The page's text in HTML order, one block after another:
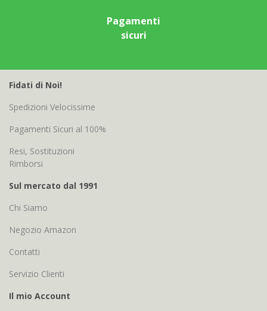
Pagamenti
sicuri
Fidati di Noi!
Spedizioni Velocissime
Pagamenti Sicuri al 100%
Resi, Sostituzioni
Rimborsi
Sul mercato dal 1991
Chi Siamo
Negozio Amazon
Contatti
Servizio Clienti
Il mio Account